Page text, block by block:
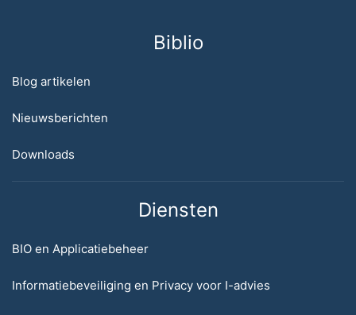
Biblio
Blog artikelen
Nieuwsberichten
Downloads
Diensten
BIO en Applicatiebeheer
Informatiebeveiliging en Privacy voor I-advies